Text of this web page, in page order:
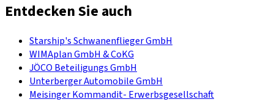
Entdecken Sie auch
Starship's Schwanenflieger GmbH
WIMAplan GmbH & CoKG
JÖCO Beteiligungs GmbH
Unterberger Automobile GmbH
Meisinger Kommandit- Erwerbsgesellschaft